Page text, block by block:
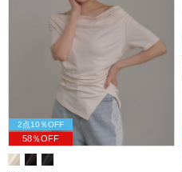
2点10％OFF
58％OFF